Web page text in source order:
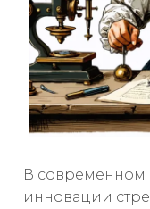
В современном
инновации